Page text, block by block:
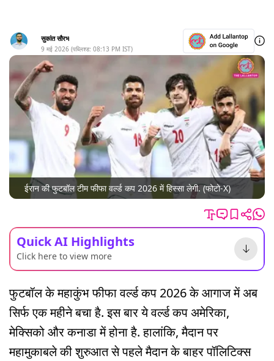
सुकांत सौरभ
9 मई 2026 (पब्लिश्ड: 08:13 PM IST)
ईरान की फुटबॉल टीम फीफा वर्ल्ड कप 2026 में हिस्सा लेगी. (फोटो-X)
Quick AI Highlights
Click here to view more
फुटबॉल के महाकुंभ फीफा वर्ल्ड कप 2026 के आगाज में अब
सिर्फ एक महीने बचा है. इस बार ये वर्ल्ड कप अमेरिका,
मेक्सिको और कनाडा में होना है. हालांकि, मैदान पर
महामुकाबले की शुरुआत से पहले मैदान के बाहर पॉलिटिक्स